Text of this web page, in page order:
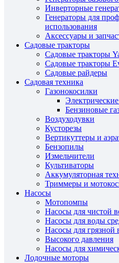
Инверторные
Генераторы для
использования
Аксессуары и
Садовые тракторы
Садовые тракторы
Садовые тракторы
Садовые райдеры
Садовая техника
Газонокосилки
Бензиновые
Воздуходувки
Кусторезы
Вертикуттеры и
Бензопилы
Измельчители
Культиваторы
Аккумуляторная
Триммеры и
Насосы
Мотопомпы
Насосы для чистой
Насосы для воды
Насосы для грязной
Высокого давления
Насосы для
Лодочные моторы